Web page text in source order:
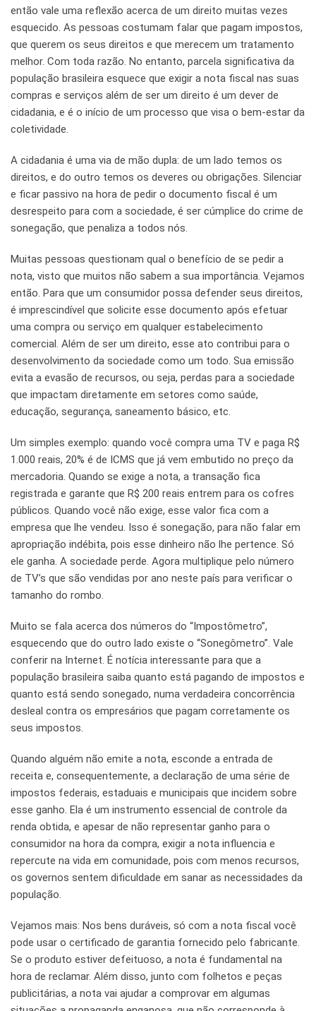
então vale uma reflexão acerca de um direito muitas vezes
esquecido. As pessoas costumam falar que pagam impostos,
que querem os seus direitos e que merecem um tratamento
melhor. Com toda razão. No entanto, parcela significativa da
população brasileira esquece que exigir a nota fiscal nas suas
compras e serviços além de ser um direito é um dever de
cidadania, e é o início de um processo que visa o bem-estar da
coletividade.
A cidadania é uma via de mão dupla: de um lado temos os
direitos, e do outro temos os deveres ou obrigações. Silenciar
e ficar passivo na hora de pedir o documento fiscal é um
desrespeito para com a sociedade, é ser cúmplice do crime de
sonegação, que penaliza a todos nós.
Muitas pessoas questionam qual o benefício de se pedir a
nota, visto que muitos não sabem a sua importância. Vejamos
então. Para que um consumidor possa defender seus direitos,
é imprescindível que solicite esse documento após efetuar
uma compra ou serviço em qualquer estabelecimento
comercial. Além de ser um direito, esse ato contribui para o
desenvolvimento da sociedade como um todo. Sua emissão
evita a evasão de recursos, ou seja, perdas para a sociedade
que impactam diretamente em setores como saúde,
educação, segurança, saneamento básico, etc.
Um simples exemplo: quando você compra uma TV e paga R$
1.000 reais, 20% é de ICMS que já vem embutido no preço da
mercadoria. Quando se exige a nota, a transação fica
registrada e garante que R$ 200 reais entrem para os cofres
públicos. Quando você não exige, esse valor fica com a
empresa que lhe vendeu. Isso é sonegação, para não falar em
apropriação indébita, pois esse dinheiro não lhe pertence. Só
ele ganha. A sociedade perde. Agora multiplique pelo número
de TV’s que são vendidas por ano neste país para verificar o
tamanho do rombo.
Muito se fala acerca dos números do “Impostômetro”,
esquecendo que do outro lado existe o “Sonegômetro”. Vale
conferir na Internet. É notícia interessante para que a
população brasileira saiba quanto está pagando de impostos e
quanto está sendo sonegado, numa verdadeira concorrência
desleal contra os empresários que pagam corretamente os
seus impostos.
Quando alguém não emite a nota, esconde a entrada de
receita e, consequentemente, a declaração de uma série de
impostos federais, estaduais e municipais que incidem sobre
esse ganho. Ela é um instrumento essencial de controle da
renda obtida, e apesar de não representar ganho para o
consumidor na hora da compra, exigir a nota influencia e
repercute na vida em comunidade, pois com menos recursos,
os governos sentem dificuldade em sanar as necessidades da
população.
Vejamos mais: Nos bens duráveis, só com a nota fiscal você
pode usar o certificado de garantia fornecido pelo fabricante.
Se o produto estiver defeituoso, a nota é fundamental na
hora de reclamar. Além disso, junto com folhetos e peças
publicitárias, a nota vai ajudar a comprovar em algumas